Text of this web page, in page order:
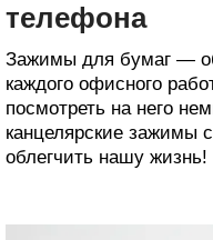
телефона
Зажимы для бумаг —
каждого офисного
посмотреть на него
канцелярские зажимы
облегчить нашу жизнь!